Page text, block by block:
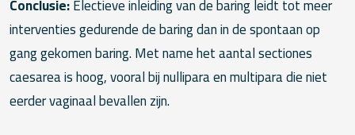
Conclusie:Electieve inleiding van de baring leidt tot meer
interventies gedurende de baring dan in de spontaan op
gang gekomen baring. Met name het aantal sectiones
caesarea is hoog, vooral bij nullipara en multipara die niet
eerder vaginaal bevallen zijn.